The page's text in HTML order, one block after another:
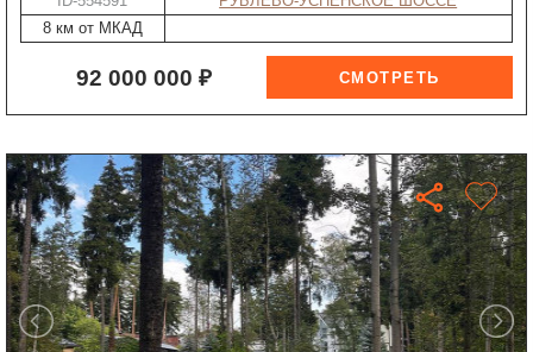
8 км от МКАД
92 000 000 ₽